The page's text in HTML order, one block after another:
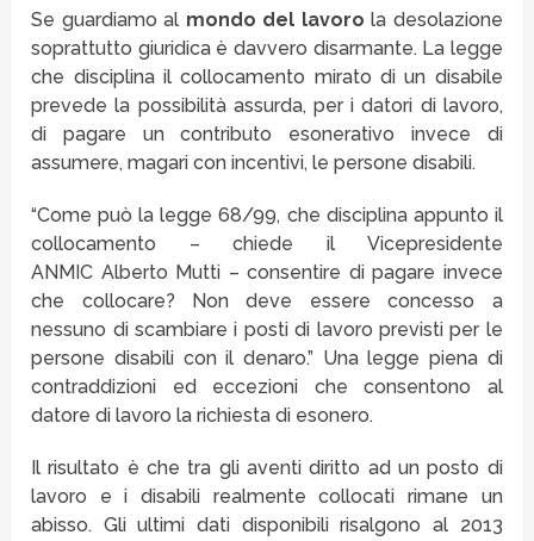
Se guardiamo al mondo del lavorola desolazione
soprattutto giuridica è davvero disarmante. La legge
che disciplina il collocamento mirato di un disabile
prevede la possibilità assurda, per i datori di lavoro,
di pagare un contributo esonerativo invece di
assumere, magari con incentivi, le persone disabili.
“Come può la legge 68/99, che disciplina appunto il
collocamento – chiede il Vicepresidente
ANMIC Alberto Mutti – consentire di pagare invece
che collocare? Non deve essere concesso a
nessuno di scambiare i posti di lavoro previsti per le
persone disabili con il denaro.” Una legge piena di
contraddizioni ed eccezioni che consentono al
datore di lavoro la richiesta di esonero.
Il risultato è che tra gli aventi diritto ad un posto di
lavoro e i disabili realmente collocati rimane un
abisso. Gli ultimi dati disponibili risalgono al 2013